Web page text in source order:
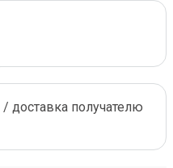
доставка получателю